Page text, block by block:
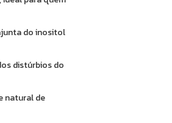
do inositol
distúrbios do
natural de